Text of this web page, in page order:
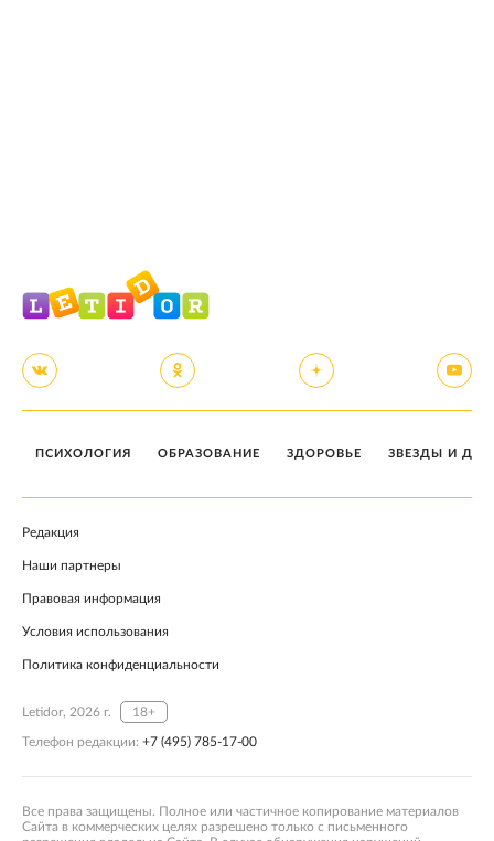
ПСИХОЛОГИЯ ОБРАЗОВАНИЕ ЗДОРОВЬЕ ЗВЕЗДЫ И
Редакция
Наши партнеры
Правовая информация
Условия использования
Политика конфиденциальности
Letidor, 2026 г. 18+
Телефон редакции: +7 (495) 785-17-00
Все права защищены. Полное или частичное копирование материалов
Сайта в коммерческих целях разрешено только с письменного